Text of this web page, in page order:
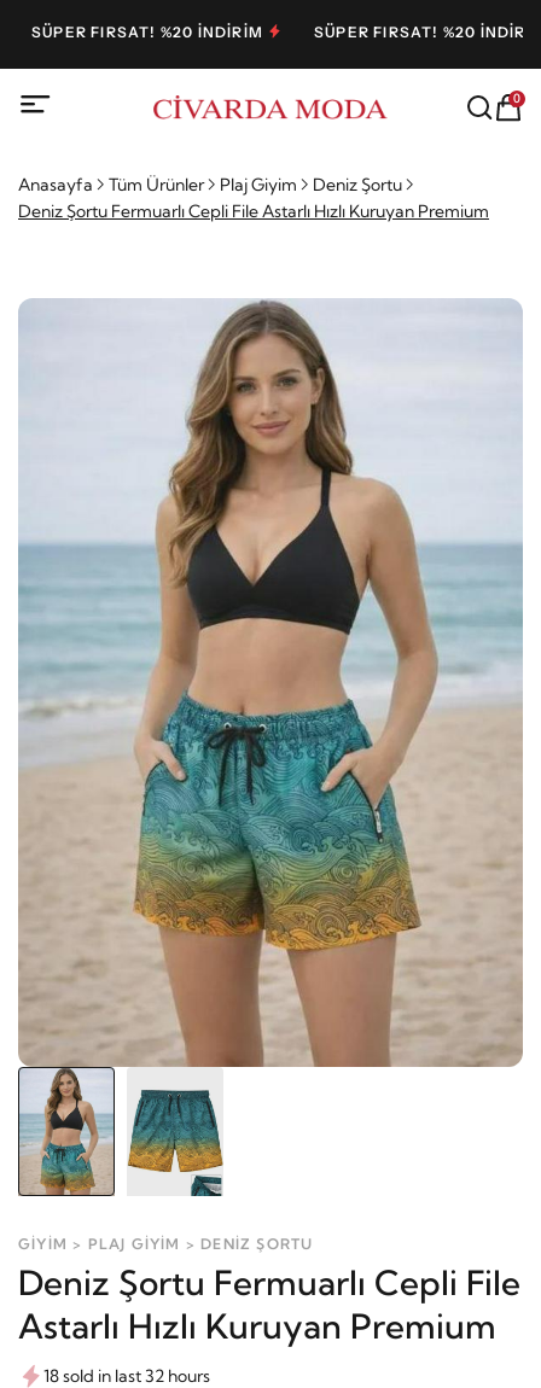
FIRSAT! %20 İNDİRİM SÜPER FIRSAT! %20 İNDİRİM
0
Anasayfa Tüm Ürünler Plaj Giyim
Deniz Şortu
Deniz Şortu Fermuarlı Cepli File Astarlı Hızlı Kuruyan Premium
GİYİM > PLAJ GİYİM > DENİZ ŞORTU
Deniz Şortu Fermuarlı Cepli File
Astarlı Hızlı Kuruyan Premium
18 sold in last 32 hours